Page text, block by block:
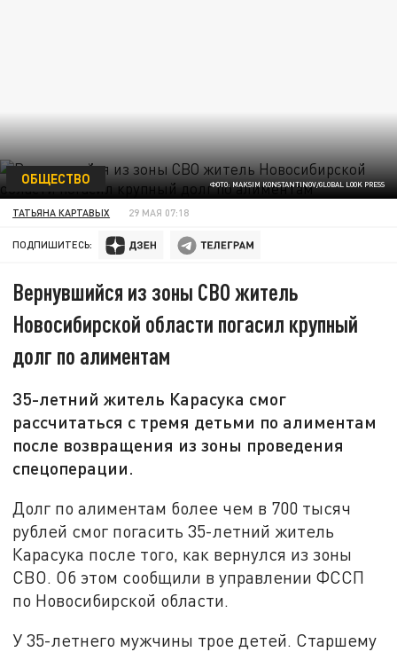
ФОТО: MAKSIM KONSTANTINOV/GLOBAL LOOK PRESS
ОБЩЕСТВО
ТАТЬЯНА КАРТАВЫХ 29 МАЯ 07:18
ПОДПИШИТЕСЬ:
Вернувшийся из зоны СВО житель
Новосибирской области погасил крупный
долг по алиментам
35-летний житель Карасука смог
рассчитаться с тремя детьми по алиментам
после возвращения из зоны проведения
спецоперации.
Долг по алиментам более чем в 700 тысяч
рублей смог погасить 35-летний житель
Карасука после того, как вернулся из зоны
СВО. Об этом сообщили в управлении ФССП
по Новосибирской области.
У 35-летнего мужчины трое детей. Старшему